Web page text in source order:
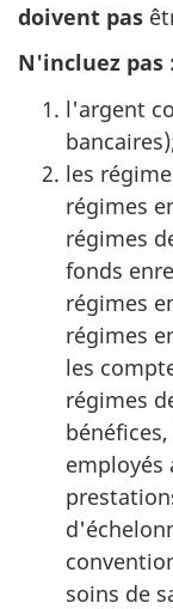
doivent pas
N'incluez pas
l'argent
les
régimes
régimes
fonds
régimes
régimes
les
régimes
employés
soins de